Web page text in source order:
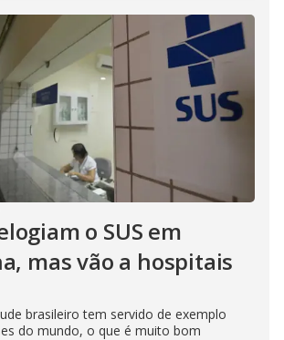
o SUS em
mas vão a hospitais
brasileiro tem servido de exemplo
do mundo, o que é muito bom